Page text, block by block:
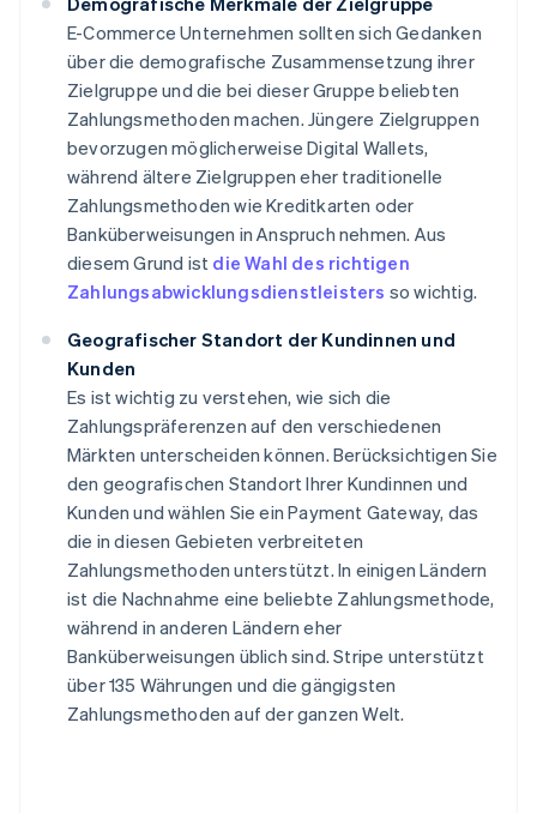
E-Commerce Unternehmen sollten sich Gedanken
über die demografische Zusammensetzung ihrer
Zielgruppe und die bei dieser Gruppe beliebten
Zahlungsmethoden machen. Jüngere Zielgruppen
bevorzugen möglicherweise Digital Wallets,
während ältere Zielgruppen eher traditionelle
Zahlungsmethoden wie Kreditkarten oder
Banküberweisungen in Anspruch nehmen. Aus
diesem Grund ist die Wahl des richtigen
Zahlungsabwicklungsdienstleisters so wichtig.
Geografischer Standort der Kundinnen und
Kunden
Es ist wichtig zu verstehen, wie sich die
Zahlungspräferenzen auf den verschiedenen
Märkten unterscheiden können. Berücksichtigen Sie
den geografischen Standort Ihrer Kundinnen und
Kunden und wählen Sie ein Payment Gateway, das
die in diesen Gebieten verbreiteten
Zahlungsmethoden unterstützt. In einigen Ländern
ist die Nachnahme eine beliebte Zahlungsmethode,
während in anderen Ländern eher
Banküberweisungen üblich sind. Stripe unterstützt
über 135 Währungen und die gängigsten
Zahlungsmethoden auf der ganzen Welt.